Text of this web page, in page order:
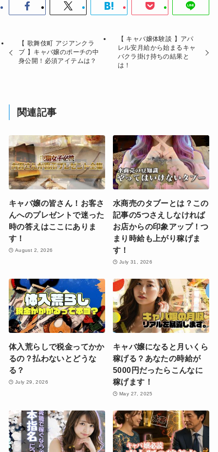
【 歌舞伎町 アジアンクラ
ブ 】キャバ嬢のポーチの中
身公開！必須アイテムは？
【 キャバ嬢体験談 】アパ
レル安月給から始まるキャ
バクラ掛け持ちの結果と
は！
関連記事
キャバ嬢の皆さん！お客さ
んへのプレゼントで迷った
時の答えはここにありま
す！
August 2, 2026
水商売のタブーとは？この
記事の5つさえしなければ
お店からの印象アップ！つ
まり時給も上がり稼げま
す！
July 31, 2026
体入荒らしで税金ってかか
るの？払わないとどうな
る？
July 29, 2026
キャバ嬢になると月いくら
稼げる？あなたの時給が
5000円だったらこんなに
稼げます！
May 27, 2025